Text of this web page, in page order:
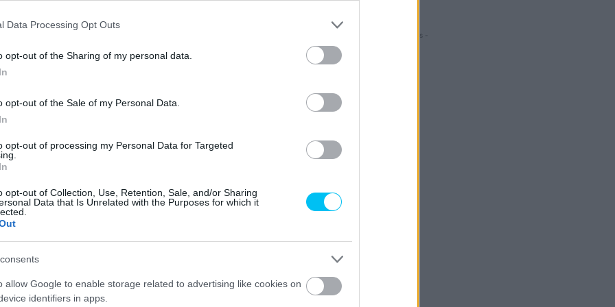
Data Processing Opt Outs
opt-out of the Sharing of my personal data.
opt-out of the Sale of my Personal Data.
opt-out of processing my Personal Data for Targeted
opt-out of Collection, Use, Retention, Sale, and/or Sharing
Data that Is Unrelated with the Purposes for which it
allow Google to enable storage related to advertising like cookies on
identifiers in apps.
érzés volt a
. Az LCR Honda csapat japán versenyzője
év után először maradt világbajnoki pont nélkül a
mellett Pol Espargaró és Alex Márquez is műszaki
rendezett MotoGP futamon. A német GP-n
japán márka képviselői közül – az utolsó helyen és
- Hirdetés -